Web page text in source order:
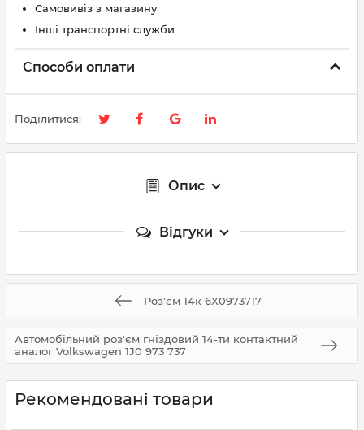
Самовивіз з магазину
Інші транспортні служби
Способи оплати
Поділитися:
Опис
Відгуки
Роз'єм 14к 6X0973717
Автомобільний роз'єм гніздовий 14-ти контактний
аналог Volkswagen 1J0 973 737
Рекомендовані товари